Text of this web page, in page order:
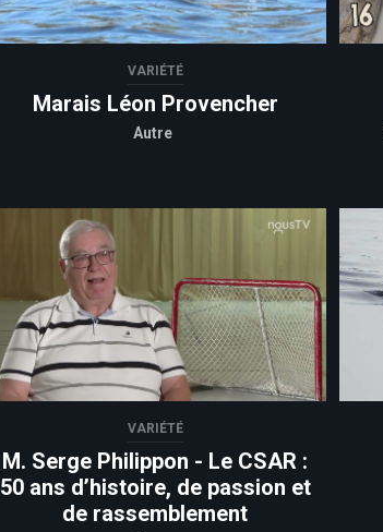
VARIÉTÉ
Marais Léon Provencher
Autre
VARIÉTÉ
M. Serge Philippon - Le CSAR :
50 ans d’histoire, de passion et
de rassemblement